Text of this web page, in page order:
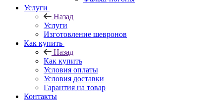
Услуги
Назад
Услуги
Изготовление шевронов
Как купить
Назад
Как купить
Условия оплаты
Условия доставки
Гарантия на товар
Контакты